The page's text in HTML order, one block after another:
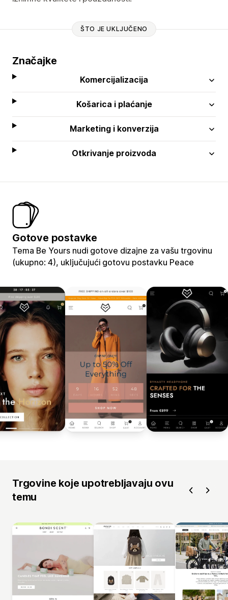
ŠTO JE UKLJUČENO
Značajke
Komercijalizacija
Košarica i plaćanje
Marketing i konverzija
Otkrivanje proizvoda
Gotove postavke
Tema Be Yours nudi gotove dizajne za vašu trgovinu
(ukupno: 4), uključujući gotovu postavku Peace
Trgovine koje upotrebljavaju ovu
temu